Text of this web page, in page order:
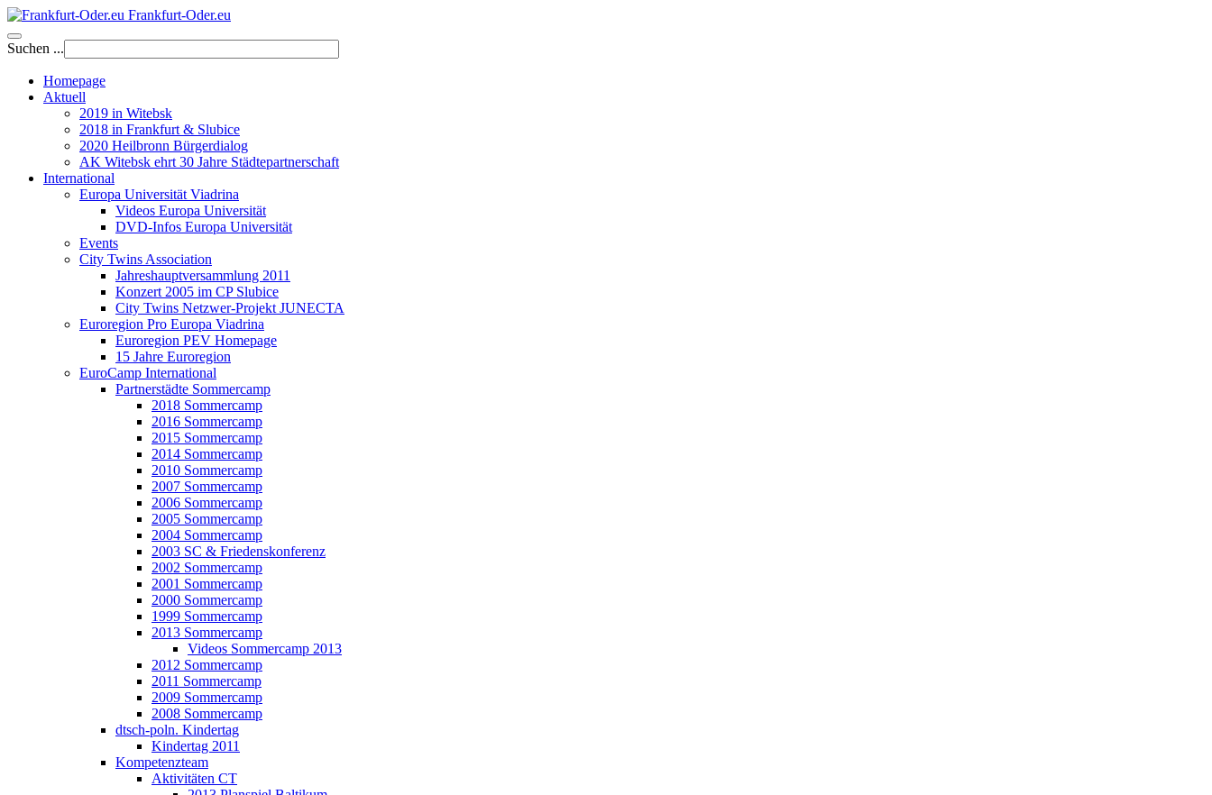
Frankfurt-Oder.eu
Suchen ...
Homepage
Aktuell
2019 in Witebsk
2018 in Frankfurt & Slubice
2020 Heilbronn Bürgerdialog
AK Witebsk ehrt 30 Jahre Städtepartnerschaft
International
Europa Universität Viadrina
Videos Europa Universität
DVD-Infos Europa Universität
Events
City Twins Association
Jahreshauptversammlung 2011
Konzert 2005 im CP Slubice
City Twins Netzwer-Projekt JUNECTA
Euroregion Pro Europa Viadrina
Euroregion PEV Homepage
15 Jahre Euroregion
EuroCamp International
Partnerstädte Sommercamp
2018 Sommercamp
2016 Sommercamp
2015 Sommercamp
2014 Sommercamp
2010 Sommercamp
2007 Sommercamp
2006 Sommercamp
2005 Sommercamp
2004 Sommercamp
2003 SC & Friedenskonferenz
2002 Sommercamp
2001 Sommercamp
2000 Sommercamp
1999 Sommercamp
2013 Sommercamp
Videos Sommercamp 2013
2012 Sommercamp
2011 Sommercamp
2009 Sommercamp
2008 Sommercamp
dtsch-poln. Kindertag
Kindertag 2011
Kompetenzteam
Aktivitäten CT